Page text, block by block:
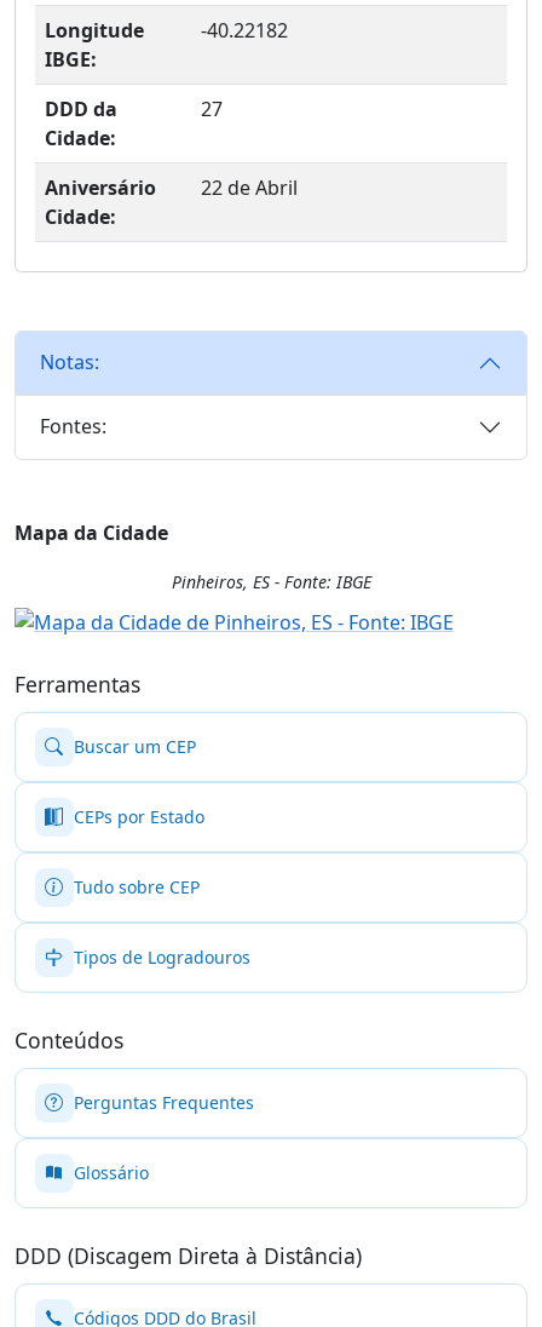
Longitude
IBGE:
-40.22182
DDD da
Cidade:
27
Aniversário
Cidade:
22 de Abril
Notas:
Fontes:
Mapa da Cidade
Pinheiros, ES - Fonte: IBGE
Ferramentas
Buscar um CEP
CEPs por Estado
Tudo sobre CEP
Tipos de Logradouros
Conteúdos
Perguntas Frequentes
Glossário
DDD (Discagem Direta à Distância)
Códigos DDD do Brasil